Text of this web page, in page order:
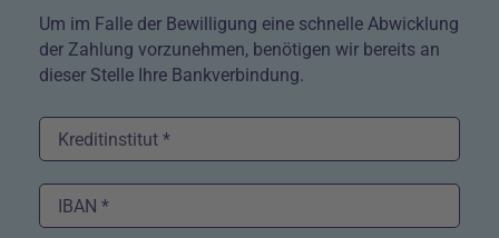
Um im Falle der Bewilligung eine schnelle Abwicklung
der Zahlung vorzunehmen, benötigen wir bereits an
dieser Stelle Ihre Bankverbindung.